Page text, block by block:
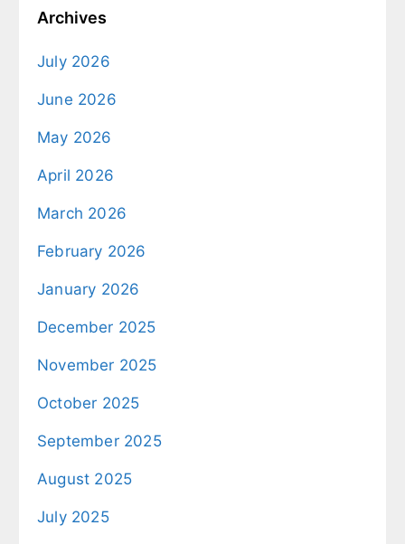
Archives
July 2026
June 2026
May 2026
April 2026
March 2026
February 2026
January 2026
December 2025
November 2025
October 2025
September 2025
August 2025
July 2025